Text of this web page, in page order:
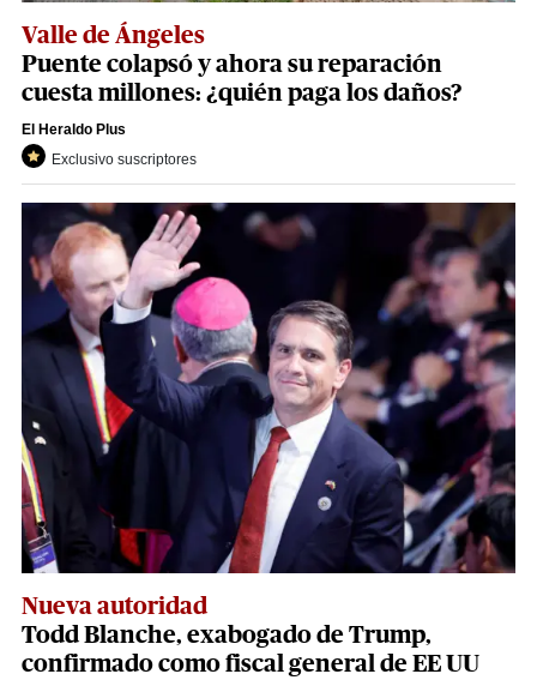
Valle de Ángeles
Puente colapsó y ahora su reparación
cuesta millones: ¿quién paga los daños?
El Heraldo Plus
Exclusivo suscriptores
Nueva autoridad
Todd Blanche, exabogado de Trump,
confirmado como fiscal general de EE UU